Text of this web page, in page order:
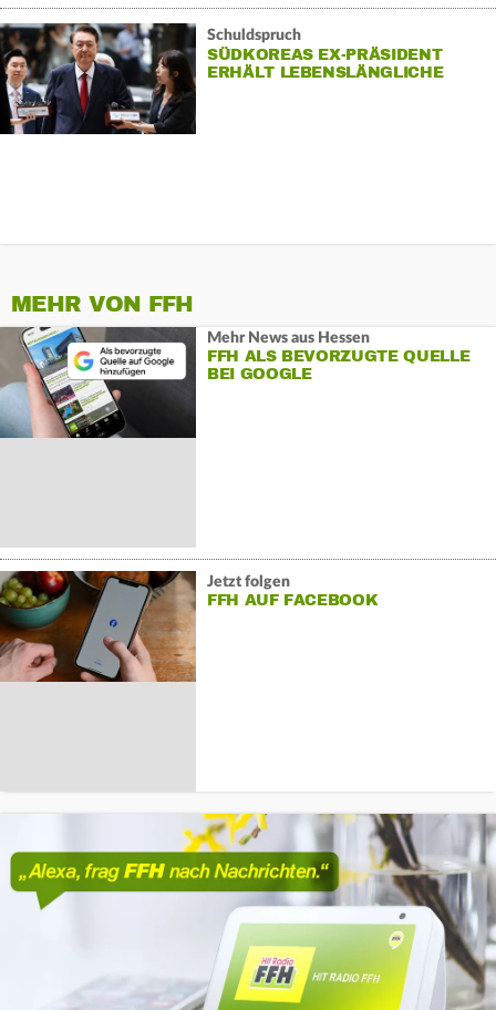
Schuldspruch
SÜDKOREAS EX-PRÄSIDENT
ERHÄLT LEBENSLÄNGLICHE
MEHR VON FFH
Mehr News aus Hessen
FFH ALS BEVORZUGTE QUELLE
BEI GOOGLE
Jetzt folgen
FFH AUF FACEBOOK